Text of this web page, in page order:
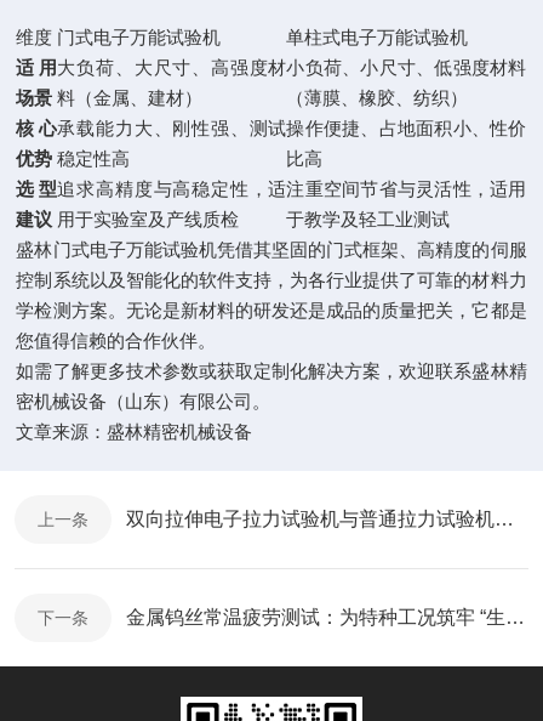
维度 门式电子万能试验机
单柱式电子万能试验机
适用
场景
大负荷、大尺寸、高强度材
料（金属、建材）
小负荷、小尺寸、低强度材料
（薄膜、橡胶、纺织）
核心
优势
承载能力大、刚性强、测试
稳定性高
操作便捷、占地面积小、性价
比高
选型
建议
追求高精度与高稳定性，适
用于实验室及产线质检
注重空间节省与灵活性，适用
于教学及轻工业测试
盛林门式电子万能试验机凭借其坚固的门式框架、高精度的伺服
控制系统以及智能化的软件支持，为各行业提供了可靠的材料力
学检测方案。无论是新材料的研发还是成品的质量把关，它都是
您值得信赖的合作伙伴。
如需了解更多技术参数或获取定制化解决方案，欢迎联系盛林精
密机械设备（山东）有限公司。
文章来源：盛林精密机械设备
上一条 双向拉伸电子拉力试验机与普通拉力试验机的区别
下一条 金属钨丝常温疲劳测试：为特种工况筑牢 “生命线”